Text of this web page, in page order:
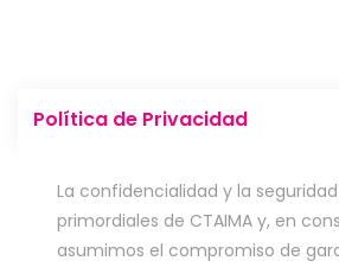
Política de Privacidad
La confidencialidad y la
primordiales de CTAIMA y, en
asumimos el compromiso de